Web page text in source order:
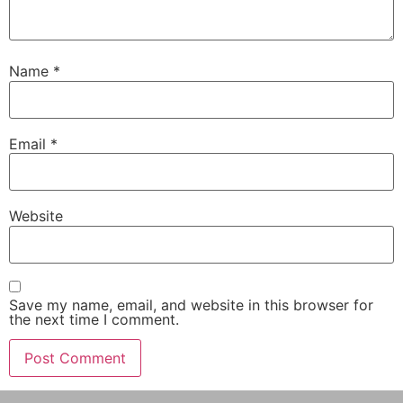
Name *
Email *
Website
Save my name, email, and website in this browser for
the next time I comment.